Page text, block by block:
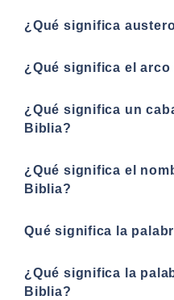
¿Qué significa
¿Qué significa el
¿Qué significa un
Biblia?
¿Qué significa el
Biblia?
Qué significa la
¿Qué significa la
Biblia?